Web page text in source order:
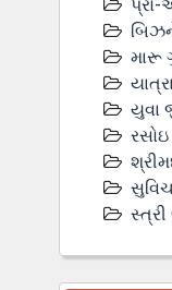
પ્રો-
મારૂ
યુવા
રસોઇ